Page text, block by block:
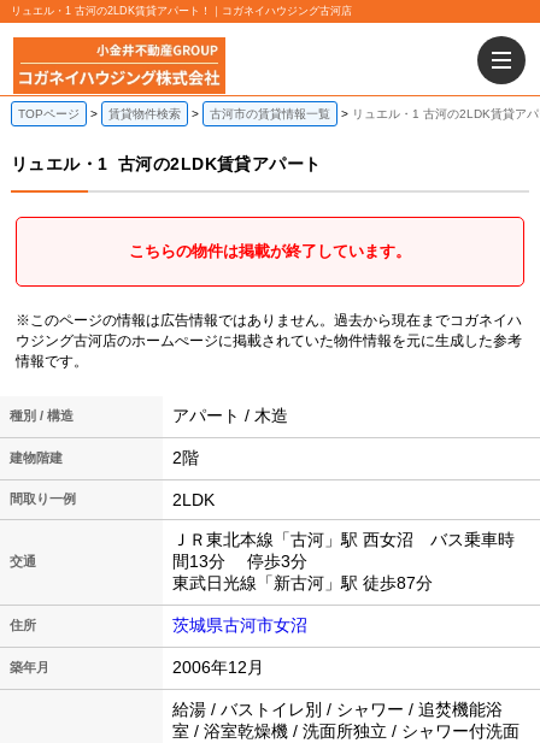
リュエル・1 古河の2LDK賃貸アパート！｜コガネイハウジング古河店
TOPページ 賃貸物件検索 古河市の賃貸情報一覧 リュエル・1 古河の2LDK賃貸ア
リュエル・1 古河の2LDK賃貸アパート
こちらの物件は掲載が終了しています。
※このページの情報は広告情報ではありません。過去から現在までコガネイハ
ウジング古河店のホームぺージに掲載されていた物件情報を元に生成した参考
情報です。
種別 / 構造 アパート / 木造
建物階建 2階
間取り一例 2LDK
交通
ＪＲ東北本線「古河」駅 西女沼 バス乗車時
間13分 停歩3分
東武日光線「新古河」駅 徒歩87分
住所 茨城県古河市女沼
築年月 2006年12月
給湯 / バストイレ別 / シャワー / 追焚機能浴
室 / 浴室乾燥機 / 洗面所独立 / シャワー付洗面